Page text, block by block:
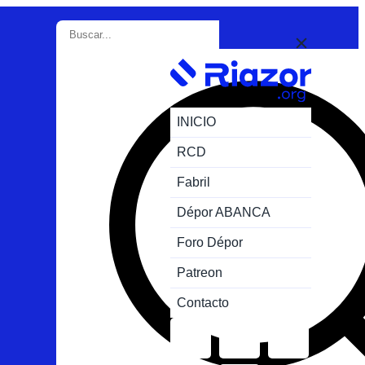
INICIO
RCD
Fabril
Dépor ABANCA
Foro Dépor
Patreon
Contacto